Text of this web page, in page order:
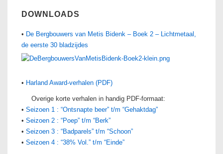
DOWNLOADS
• De Bergbouwers van Metis Bidenk – Boek 2 – Lichtmetaal,
de eerste 30 bladzijdes
• Harland Award-verhalen (PDF)
Overige korte verhalen in handig PDF-formaat:
• Seizoen 1 : “Ontsnapte beer” t/m “Gehaktdag”
• Seizoen 2 : “Poep” t/m “Berk”
• Seizoen 3 : “Badparels” t/m “Schoon”
• Seizoen 4 : “38% Vol.” t/m “Einde”